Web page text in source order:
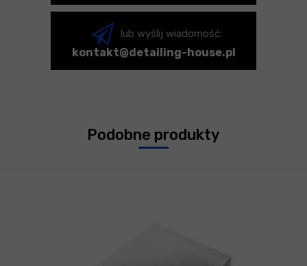
lub wyślij wiadomość:
kontakt@detailing-house.pl
Podobne produkty